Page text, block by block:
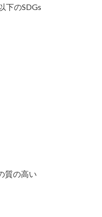
下のSDGs
質の高い